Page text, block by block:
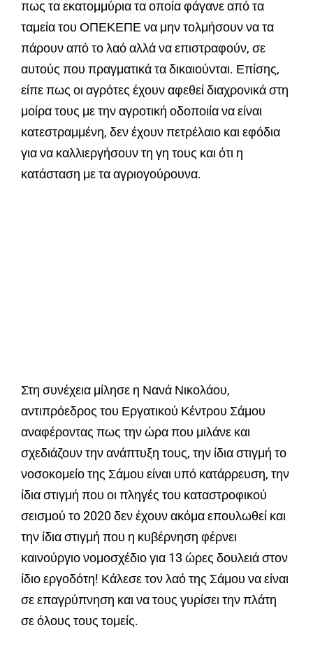
πως τα εκατομμύρια τα οποία φάγανε από τα
ταμεία του ΟΠΕΚΕΠΕ να μην τολμήσουν να τα
πάρουν από το λαό αλλά να επιστραφούν, σε
αυτούς που πραγματικά τα δικαιούνται. Επίσης,
είπε πως οι αγρότες έχουν αφεθεί διαχρονικά στη
μοίρα τους με την αγροτική οδοποιία να είναι
κατεστραμμένη, δεν έχουν πετρέλαιο και εφόδια
για να καλλιεργήσουν τη γη τους και ότι η
κατάσταση με τα αγριογούρουνα.
Στη συνέχεια μίλησε η Νανά Νικολάου,
αντιπρόεδρος του Εργατικού Κέντρου Σάμου
αναφέροντας πως την ώρα που μιλάνε και
σχεδιάζουν την ανάπτυξη τους, την ίδια στιγμή το
νοσοκομείο της Σάμου είναι υπό κατάρρευση, την
ίδια στιγμή που οι πληγές του καταστροφικού
σεισμού το 2020 δεν έχουν ακόμα επουλωθεί και
την ίδια στιγμή που η κυβέρνηση φέρνει
καινούργιο νομοσχέδιο για 13 ώρες δουλειά στον
ίδιο εργοδότη! Κάλεσε τον λαό της Σάμου να είναι
σε επαγρύπνηση και να τους γυρίσει την πλάτη
σε όλους τους τομείς.